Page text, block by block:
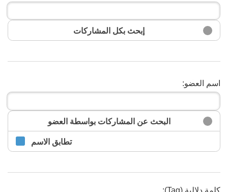
إبحث بكل المشاركات
اسم العضو:
البحث عن المشاركات بواسطة العضو
تطابق الاسم